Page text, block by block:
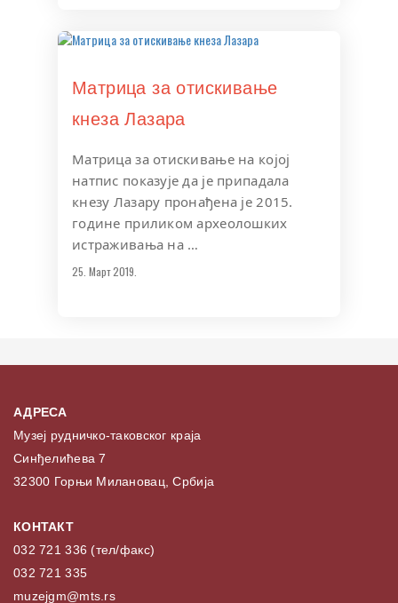
Матрица за отискивање
кнеза Лазара
Матрица за отискивање на којој
натпис показује да је припадала
кнезу Лазару пронађена је 2015.
године приликом археолошких
истраживања на …
25. Март 2019.
АДРЕСА
Музеј рудничко-таковског краја
Синђелићева 7
32300 Горњи Милановац, Србија
КОНТАКТ
032 721 336 (тел/факс)
032 721 335
muzejgm@mts.rs